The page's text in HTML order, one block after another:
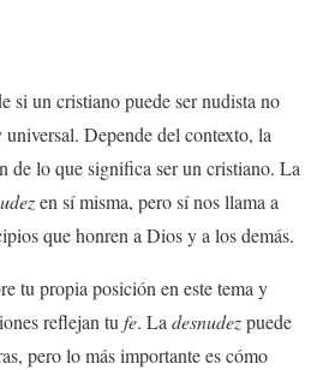
si un cristiano puede ser nudista no
universal. Depende del contexto, la
de lo que significa ser un cristiano. La
en sí misma, pero sí nos llama a
que honren a Dios y a los demás.
tu propia posición en este tema y
reflejan tufe. Ladesnudezpuede
pero lo más importante es cómo